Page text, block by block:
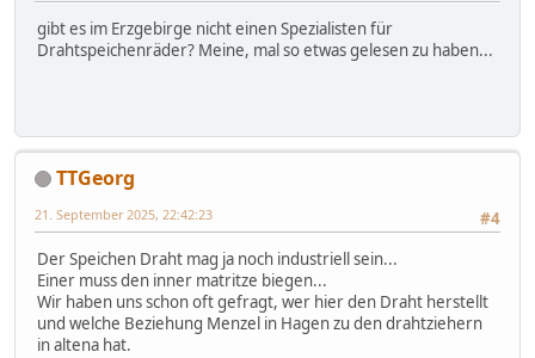
gibt es im Erzgebirge nicht einen Spezialisten für
Drahtspeichenräder? Meine, mal so etwas gelesen zu haben...
TTGeorg
#4
21. September 2025, 22:42:23
Der Speichen Draht mag ja noch industriell sein...
Einer muss den inner matritze biegen...
Wir haben uns schon oft gefragt, wer hier den Draht herstellt
und welche Beziehung Menzel in Hagen zu den drahtziehern
in altena hat.